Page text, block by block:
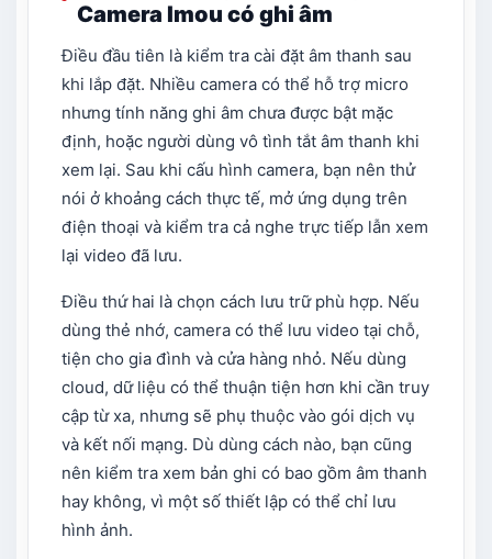
Camera Imou có ghi âm
Điều đầu tiên là kiểm tra cài đặt âm thanh sau
khi lắp đặt. Nhiều camera có thể hỗ trợ micro
nhưng tính năng ghi âm chưa được bật mặc
định, hoặc người dùng vô tình tắt âm thanh khi
xem lại. Sau khi cấu hình camera, bạn nên thử
nói ở khoảng cách thực tế, mở ứng dụng trên
điện thoại và kiểm tra cả nghe trực tiếp lẫn xem
lại video đã lưu.
Điều thứ hai là chọn cách lưu trữ phù hợp. Nếu
dùng thẻ nhớ, camera có thể lưu video tại chỗ,
tiện cho gia đình và cửa hàng nhỏ. Nếu dùng
cloud, dữ liệu có thể thuận tiện hơn khi cần truy
cập từ xa, nhưng sẽ phụ thuộc vào gói dịch vụ
và kết nối mạng. Dù dùng cách nào, bạn cũng
nên kiểm tra xem bản ghi có bao gồm âm thanh
hay không, vì một số thiết lập có thể chỉ lưu
hình ảnh.